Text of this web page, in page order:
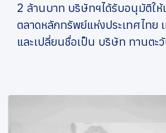
ธุรกิจของเรา
2 ล้านบาท บริษัทฯได้รับอนุมัติให้
ตลาดหลักทรัพย์แห่งประเทศไท
และเปลี่ยนชื่อเป็น บริษัท ทานตะ